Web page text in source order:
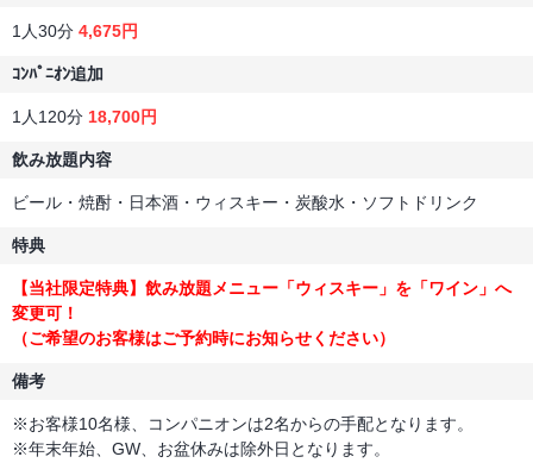
1人30分 4,675円
ｺﾝﾊﾟﾆｵﾝ追加
1人120分 18,700円
飲み放題内容
ビール・焼酎・日本酒・ウィスキー・炭酸水・ソフトドリンク
特典
【当社限定特典】飲み放題メニュー「ウィスキー」を「ワイン」へ
変更可！
（ご希望のお客様はご予約時にお知らせください）
備考
※お客様10名様、コンパニオンは2名からの手配となります。
※年末年始、GW、お盆休みは除外日となります。